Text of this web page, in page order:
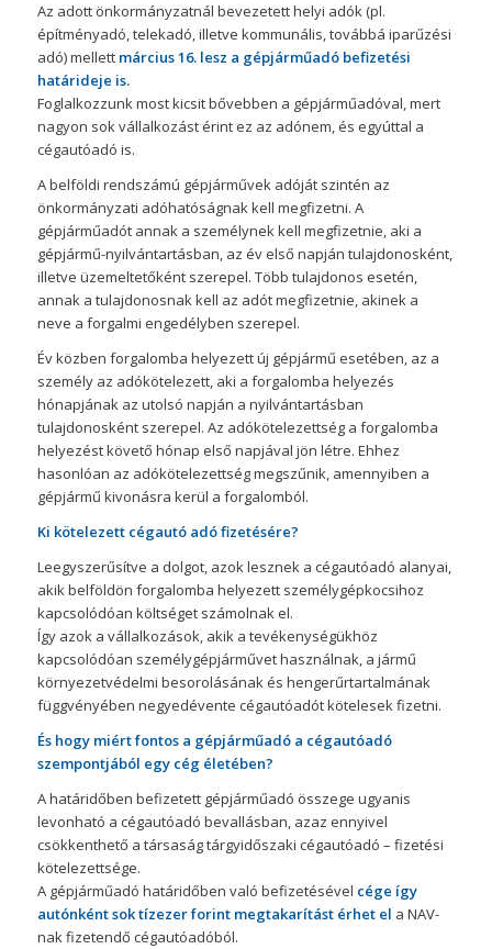
Az adott önkormányzatnál bevezetett helyi adók (pl.
építményadó, telekadó, illetve kommunális, továbbá iparűzési
adó) mellett március 16. lesz a gépjárműadó befizetési
határideje is.
Foglalkozzunk most kicsit bővebben a gépjárműadóval, mert
nagyon sok vállalkozást érint ez az adónem, és egyúttal a
cégautóadó is.
A belföldi rendszámú gépjárművek adóját szintén az
önkormányzati adóhatóságnak kell megfizetni. A
gépjárműadót annak a személynek kell megfizetnie, aki a
gépjármű-nyilvántartásban, az év első napján tulajdonosként,
illetve üzemeltetőként szerepel. Több tulajdonos esetén,
annak a tulajdonosnak kell az adót megfizetnie, akinek a
neve a forgalmi engedélyben szerepel.
Év közben forgalomba helyezett új gépjármű esetében, az a
személy az adókötelezett, aki a forgalomba helyezés
hónapjának az utolsó napján a nyilvántartásban
tulajdonosként szerepel. Az adókötelezettség a forgalomba
helyezést követő hónap első napjával jön létre. Ehhez
hasonlóan az adókötelezettség megszűnik, amennyiben a
gépjármű kivonásra kerül a forgalomból.
Ki kötelezett cégautó adó fizetésére?
Leegyszerűsítve a dolgot, azok lesznek a cégautóadó alanyai,
akik belföldön forgalomba helyezett személygépkocsihoz
kapcsolódóan költséget számolnak el.
Így azok a vállalkozások, akik a tevékenységükhöz
kapcsolódóan személygépjárművet használnak, a jármű
környezetvédelmi besorolásának és hengerűrtartalmának
függvényében negyedévente cégautóadót kötelesek fizetni.
És hogy miért fontos a gépjárműadó a cégautóadó
szempontjából egy cég életében?
A határidőben befizetett gépjárműadó összege ugyanis
levonható a cégautóadó bevallásban, azaz ennyivel
csökkenthető a társaság tárgyidőszaki cégautóadó – fizetési
kötelezettsége.
A gépjárműadó határidőben való befizetésével cége így
autónként sok tízezer forint megtakarítást érhet el a NAV-
nak fizetendő cégautóadóból.